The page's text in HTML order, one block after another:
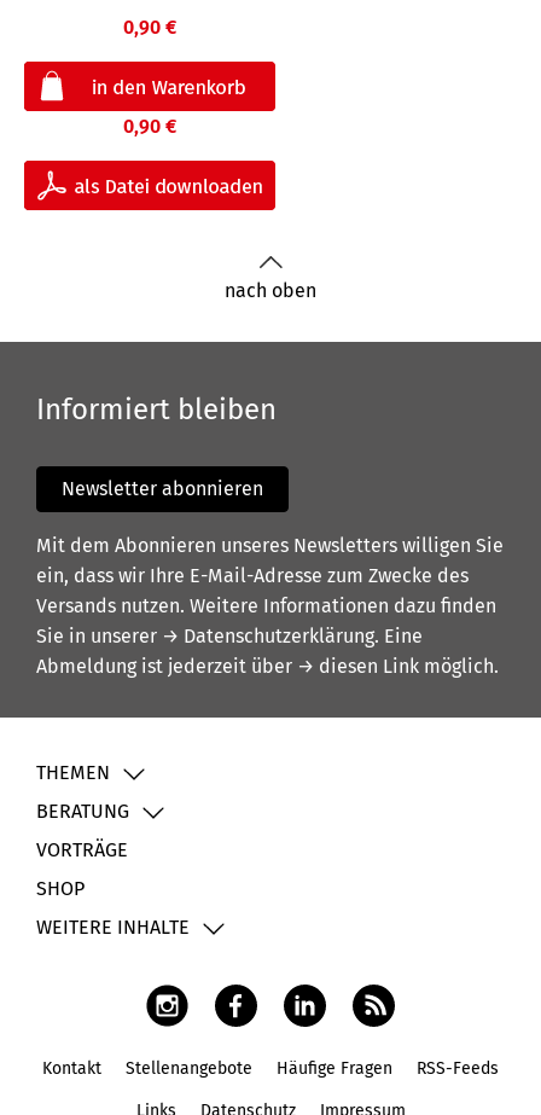
0,90 €
0,90 €
nach oben
Informiert bleiben
Newsletter abonnieren
Mit dem Abonnieren unseres Newsletters willigen Sie
ein, dass wir Ihre E-Mail-Adresse zum Zwecke des
Versands nutzen. Weitere Informationen dazu finden
Sie in unserer → Datenschutzerklärung. Eine
Abmeldung ist jederzeit über → diesen Link möglich.
THEMEN
BERATUNG
VORTRÄGE
SHOP
WEITERE INHALTE
Kontakt Stellenangebote Häufige Fragen RSS-Feeds